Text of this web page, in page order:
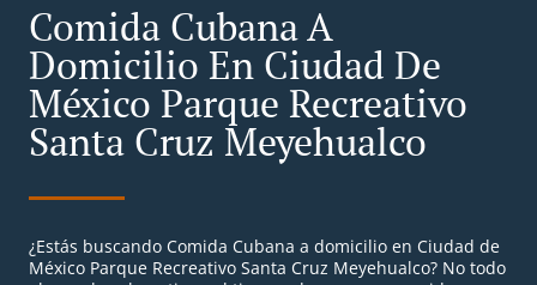
Comida Cubana A
Domicilio En Ciudad De
México Parque Recreativo
Santa Cruz Meyehualco
¿Estás buscando Comida Cubana a domicilio en Ciudad de
México Parque Recreativo Santa Cruz Meyehualco? No todo